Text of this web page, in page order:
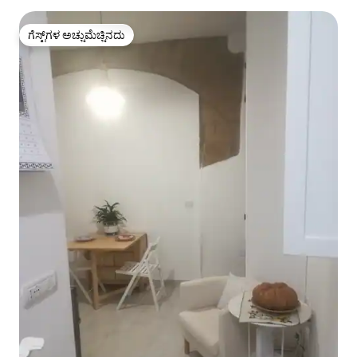
ಗೆಸ್ಟ್‌ಗಳ ಅಚ್ಚುಮೆಚ್ಚಿನದು
ಗೆಸ್ಟ್‌ಗಳ ಅಚ್ಚುಮೆಚ್ಚಿನದು